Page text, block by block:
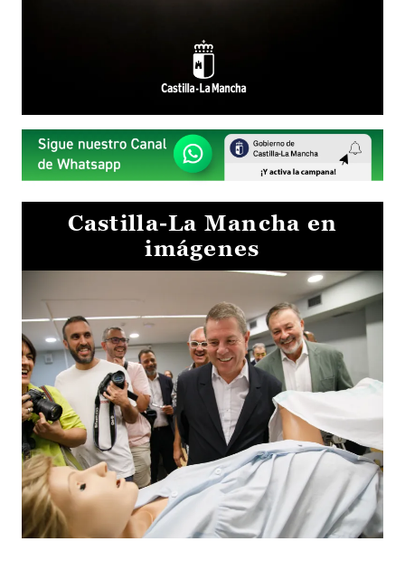
Castilla-La Mancha en
imágenes